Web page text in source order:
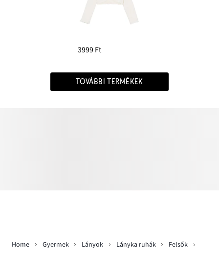
3999 Ft
TOVÁBBI TERMÉKEK
Home Gyermek Lányok Lányka ruhák
Felsők